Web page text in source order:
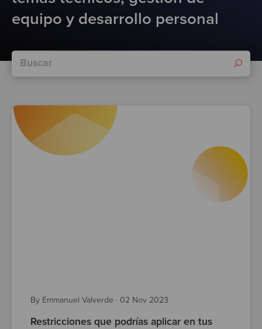
equipo y desarrollo personal
By Emmanuel Valverde · 02 Nov 2023
Restricciones que podrías aplicar en tus